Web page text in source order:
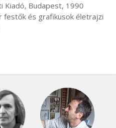
Kiadó, Budapest, 1990